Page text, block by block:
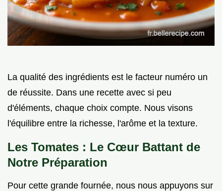
La qualité des ingrédients est le facteur numéro un
de réussite. Dans une recette avec si peu
d'éléments, chaque choix compte. Nous visons
l'équilibre entre la richesse, l'arôme et la texture.
Les Tomates : Le Cœur Battant de
Notre Préparation
Pour cette grande fournée, nous nous appuyons sur